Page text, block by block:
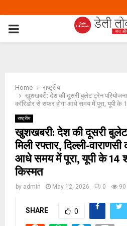
PRIMARY
Home
राष्ट्रीय
खुशखबरी: देश की दूसरी बुलेट ट्रेन परियोजना
कॉरिडोर से सफर होगा आधे समय में पूरा, यूपी के
राष्ट्रीय
खुशखबरी: देश की दूसरी
मिली रफ्तार, दिल्ली-
आधे समय में पूरा, यूपी के 14
किस्मत
by admin May 12, 2026 0 90
SHARE 0